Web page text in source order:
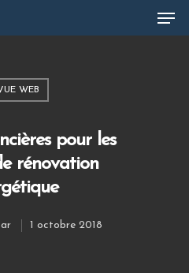
to close
WEB
pour les
rénovation
1 octobre 2018